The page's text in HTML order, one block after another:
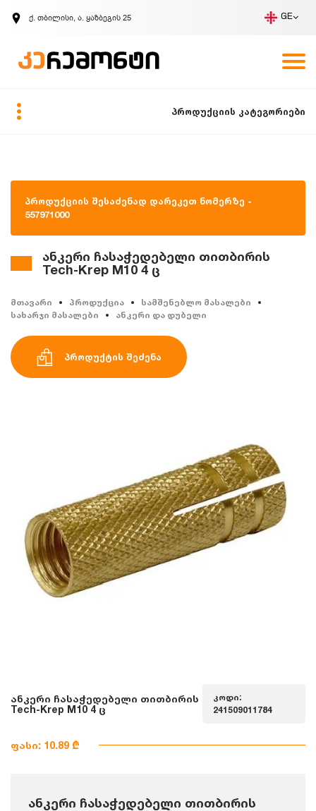
ქ. თბილისი, ა. ყაზბეგის 25 GE
ზარის მოთხოვნა
პროდუქციის კატეგორიები
პროდუქციის შესაძენად დარეკეთ ნომერზე -
557971000
ანკერი ჩასაჭედებელი თითბირის
Tech-Krep M10 4 ც
მთავარი პროდუქცია
სამშენებლო მასალები
სახარჯი მასალები
ანკერი და დუბელი
პროდუქტის შეძენა
ანკერი ჩასაჭედებელი თითბირის
Tech-Krep M10 4 ც
კოდი:
241509011784
ფასი: 10.89 ₾
ანკერი ჩასაჭედებელი თითბირის